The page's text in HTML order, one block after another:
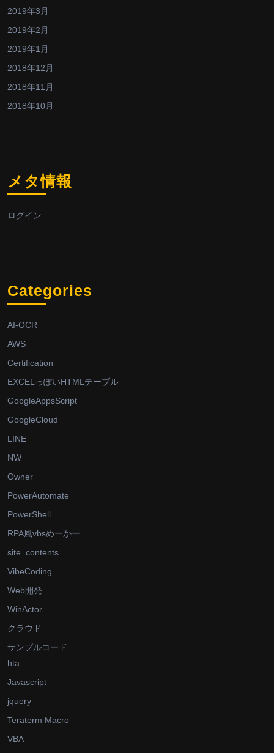
2019年3月
2019年2月
2019年1月
2018年12月
2018年11月
2018年10月
メタ情報
ログイン
Categories
AI-OCR
AWS
Certification
EXCELっぽいHTMLテーブル
GoogleAppsScript
GoogleCloud
LINE
NW
Owner
PowerAutomate
PowerShell
RPA風vbsめーかー
site_contents
VibeCoding
Web開発
WinActor
クラウド
サンプルコード
hta
Javascript
jquery
Teraterm Macro
VBA